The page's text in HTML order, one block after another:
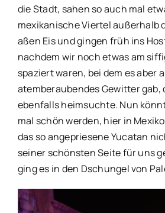
die Stadt, sahen so auch mal
mexikanische Viertel außerhalb
aßen Eis und gingen früh ins
nachdem wir noch etwas am
spaziert waren, bei dem es aber
atemberaubendes Gewitter gab,
ebenfalls heimsuchte. Nun
mal schön werden, hier in
das so angepriesene Yucatan
seiner schönsten Seite für uns
ging es in den Dschungel von